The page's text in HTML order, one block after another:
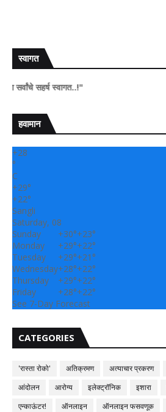
स्वागत
स्वागत..!"
हवामान
+28
°
C
+29°
+22°
Sangli
Saturday, 08
Sunday
+30°+23°
Monday
+29°+22°
Tuesday
+29°+21°
Wednesday+28°+22°
Thursday
+29°+22°
Friday
+28°+22°
See 7-Day Forecast
CATEGORIES
'रास्ता रोको' अतिक्रमण अत्याचार प्रकरण
आंदोलन
आरोग्य इलेक्ट्रॉनिक इशारा
एन्काऊंटर!
ऑनलाइन ऑनलाइन फसवणूक